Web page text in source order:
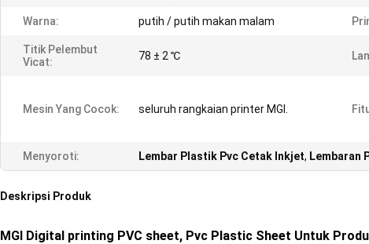
Warna: putih / putih makan malam
Titik Pelembut
Vicat:
78 ± 2 ℃
Mesin Yang Cocok: seluruh rangkaian printer MGI.
Menyoroti: Lembar Plastik Pvc Cetak Inkjet, Lembaran
Deskripsi Produk
MGI Digital printing PVC sheet, Pvc Plastic Sheet Untuk